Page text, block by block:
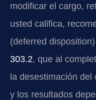
modificar el cargo,
usted califica,
(deferred
303.2, que al
la desestimación del
y los resultados